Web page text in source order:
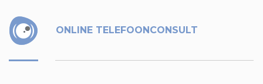
ONLINE TELEFOONCONSULT